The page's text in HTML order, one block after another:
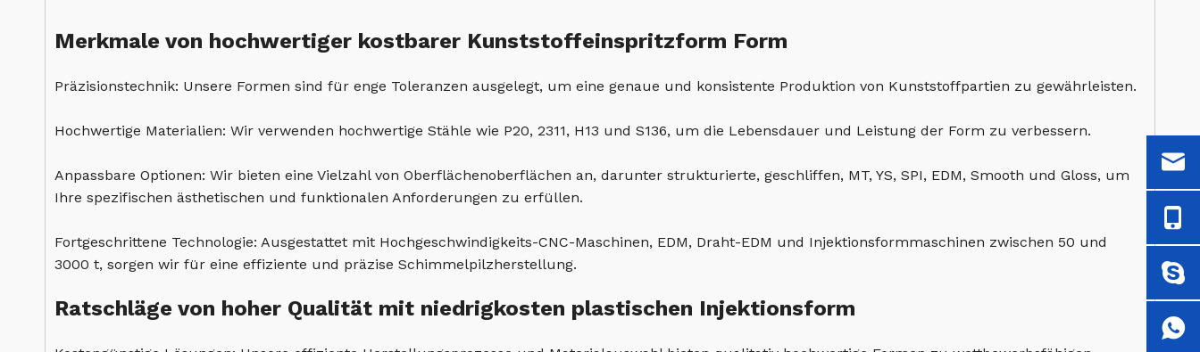
Merkmale von hochwertiger kostbarer Kunststoffeinspritzform Form
Präzisionstechnik: Unsere Formen sind für enge Toleranzen ausgelegt, um eine genaue und konsistente Produktion von Kunststoffpartien zu gewährleisten.
Hochwertige Materialien: Wir verwenden hochwertige Stähle wie P20, 2311, H13 und S136, um die Lebensdauer und Leistung der Form zu verbessern.
Anpassbare Optionen: Wir bieten eine Vielzahl von Oberflächenoberflächen an, darunter strukturierte, geschliffen, MT, YS, SPI, EDM, Smooth und Gloss, um
Ihre spezifischen ästhetischen und funktionalen Anforderungen zu erfüllen.
Fortgeschrittene Technologie: Ausgestattet mit Hochgeschwindigkeits-CNC-Maschinen, EDM, Draht-EDM und Injektionsformmaschinen zwischen 50 und
3000 t, sorgen wir für eine effiziente und präzise Schimmelpilzherstellung.
Ratschläge von hoher Qualität mit niedrigkosten plastischen Injektionsform